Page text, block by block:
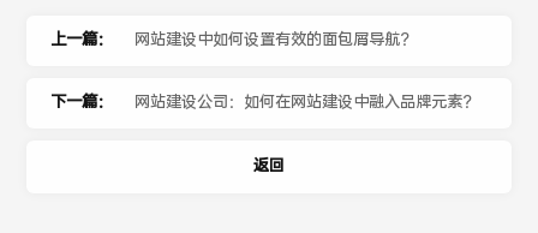
上一篇： 网站建设中如何设置有效的面包屑导航？
下一篇： 网站建设公司：如何在网站建设中融入品牌元素？
返回